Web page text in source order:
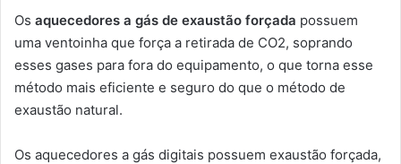
Os aquecedores a gás de exaustão forçada possuem
uma ventoinha que força a retirada de CO2, soprando
esses gases para fora do equipamento, o que torna esse
método mais eficiente e seguro do que o método de
exaustão natural.
Os aquecedores a gás digitais possuem exaustão forçada,